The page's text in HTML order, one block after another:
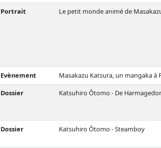
Portrait Le petit monde animé de
Evènement Masakazu Katsura, un mangaka à
Dossier Katsuhiro Ôtomo - De
Dossier Katsuhiro Ôtomo - Steamboy